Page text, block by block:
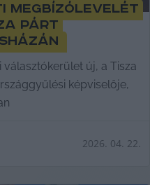
megbízólevelét
Párt
választókerület új, a Tisza
képviselője,
2026. 04. 22.